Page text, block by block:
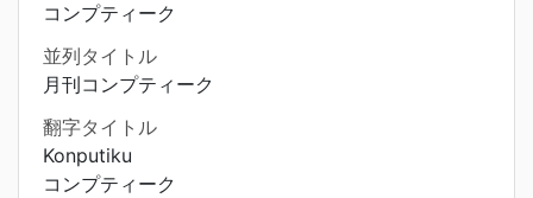
コンプティーク
並列タイトル
月刊コンプティーク
翻字タイトル
Konputiku
コンプティーク